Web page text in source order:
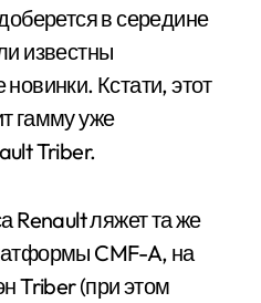
в середине
известны
Кстати, этот
гамму уже
Triber.
Renault ляжет та же
CMF-A, на
Triber (при этом